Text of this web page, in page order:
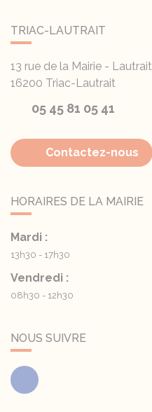
TRIAC-LAUTRAIT
13 rue de la Mairie - Lautrait
16200 Triac-Lautrait
05 45 81 05 41
Contactez-nous
HORAIRES DE LA MAIRIE
Mardi :
13h30 - 17h30
Vendredi :
08h30 - 12h30
NOUS SUIVRE
Facebook